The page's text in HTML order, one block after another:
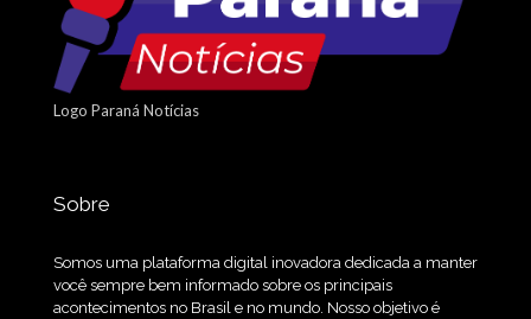
Logo Paraná Notícias
Sobre
Somos uma plataforma digital inovadora dedicada a manter
você sempre bem informado sobre os principais
acontecimentos no Brasil e no mundo. Nosso objetivo é